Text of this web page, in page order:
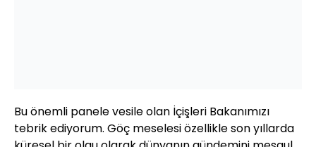
Bu önemli panele vesile olan İçişleri Bakanımızı
tebrik ediyorum. Göç meselesi özellikle son yıllarda